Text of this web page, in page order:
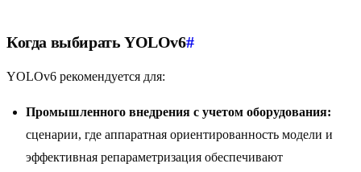
Когда выбирать YOLOv6#
YOLOv6 рекомендуется для:
Промышленного внедрения с учетом оборудования:
сценарии, где аппаратная ориентированность модели и
эффективная репараметризация обеспечивают